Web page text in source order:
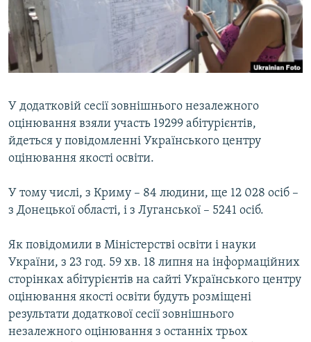
ВІДЕОУРОКИ «ELIFBE»
СВІДЧЕННЯ ОКУПАЦІЇ
УКРАЇНСЬКА ПРОБЛЕМА КРИМУ
Русский
Qırımtatar
Усі сайти RFE/RL
У додатковій сесії зовнішнього незалежного
оцінювання взяли участь 19299 абітурієнтів,
йдеться у повідомленні Українського центру
оцінювання якості освіти.
У тому числі, з Криму – 84 людини, ще 12 028 осіб –
з Донецької області, і з Луганської – 5241 осіб.
Як повідомили в Міністерстві освіти і науки
України, з 23 год. 59 хв. 18 липня на інформаційних
сторінках абітурієнтів на сайті Українського центру
оцінювання якості освіти будуть розміщені
результати додаткової сесії зовнішнього
незалежного оцінювання з останніх трьох